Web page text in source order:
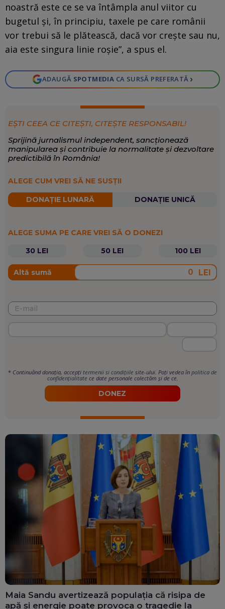
noastră este ce se va întâmpla anul viitor cu
bugetul şi, în principiu, taxele pe care românii
vor trebui să le plătească, dacă vor creşte sau nu,
aia este singura linie roşie”, a spus el.
ADAUGĂ SPOTMEDIA CA SURSĂ PREFERATĂ ›
EȘTI CEEA CE CITEȘTI, CITEȘTE RESPONSABIL!
Sprijină jurnalismul independent, sancționează
manipularea și contribuie la normalitate și dezvoltare
predictibilă în România!
ALEGE CUM VREI SĂ NE SUSȚII
DONAȚIE LUNARĂ DONAȚIE UNICĂ
ALEGE SUMA PE CARE VREI SĂ O DONEZI
30 LEI
50 LEI 100 LEI
Altă sumă LEI
* Continuând donația, accepți termenii si condițiile site-ului. Poți vedea în politica de
confidențialitate ce date personale colectăm și de ce.
DONEZ
Maia Sandu avertizează populația că risipa de
apă și energie poate provoca o tragedie la